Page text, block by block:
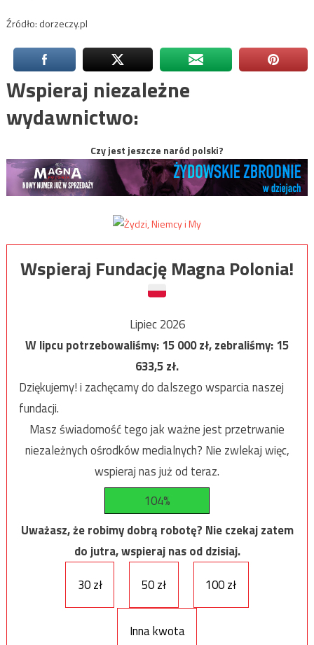
Źródło: dorzeczy.pl
Wspieraj niezależne
wydawnictwo:
Czy jest jeszcze naród polski?
Wspieraj Fundację Magna Polonia!
Lipiec 2026
W lipcu potrzebowaliśmy:15 000zł, zebraliśmy:15
633,5zł.
Dziękujemy! i zachęcamy do dalszego wsparcia naszej
fundacji.
Masz świadomość tego jak ważne jest przetrwanie
niezależnych ośrodków medialnych? Nie zwlekaj więc,
wspieraj nas już od teraz.
104%
Uważasz, że robimy dobrą robotę? Nie czekaj zatem
do jutra, wspieraj nas od dzisiaj.
30 zł
50 zł 100 zł
Inna kwota